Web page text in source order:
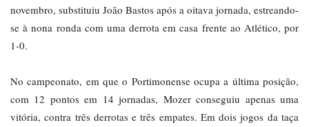
novembro, substituiu João Bastos após a oitava jornada, estreando-
se à nona ronda com uma derrota em casa frente ao Atlético, por
1-0.
No campeonato, em que o Portimonense ocupa a última posição,
com 12 pontos em 14 jornadas, Mozer conseguiu apenas uma
vitória, contra três derrotas e três empates. Em dois jogos da taça